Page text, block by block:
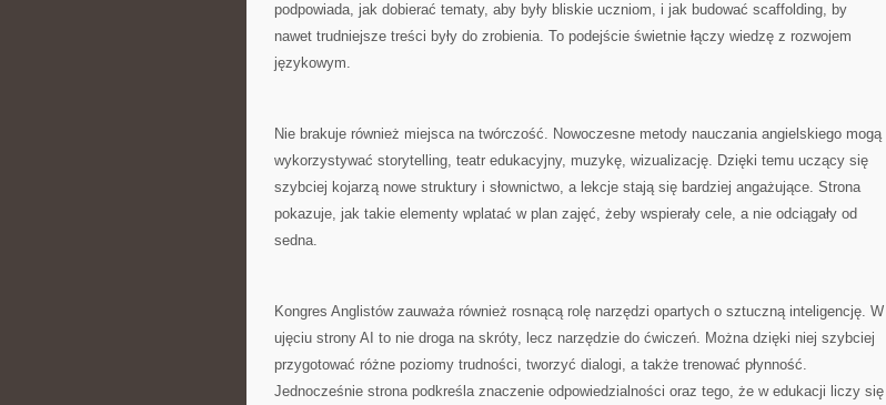
podpowiada, jak dobierać tematy, aby były bliskie uczniom, i jak budować scaffolding, by
nawet trudniejsze treści były do zrobienia. To podejście świetnie łączy wiedzę z rozwojem
językowym.
Nie brakuje również miejsca na twórczość. Nowoczesne metody nauczania angielskiego mogą
wykorzystywać storytelling, teatr edukacyjny, muzykę, wizualizację. Dzięki temu uczący się
szybciej kojarzą nowe struktury i słownictwo, a lekcje stają się bardziej angażujące. Strona
pokazuje, jak takie elementy wplatać w plan zajęć, żeby wspierały cele, a nie odciągały od
sedna.
Kongres Anglistów zauważa również rosnącą rolę narzędzi opartych o sztuczną inteligencję. W
ujęciu strony AI to nie droga na skróty, lecz narzędzie do ćwiczeń. Można dzięki niej szybciej
przygotować różne poziomy trudności, tworzyć dialogi, a także trenować płynność.
Jednocześnie strona podkreśla znaczenie odpowiedzialności oraz tego, że w edukacji liczy się